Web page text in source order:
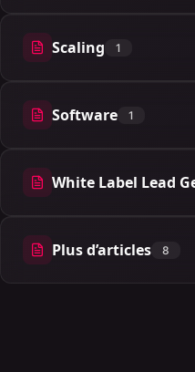
Scaling 1
1 articles
Software 1
1 articles
White Label Lead
6 articles
Plus d’articles 8
8 articles